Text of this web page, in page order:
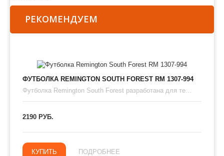
РЕКОМЕНДУЕМ
ФУТБОЛКА REMINGTON SOUTH FOREST RM 1307-994
Футболка Remington South Forest разработана для те...
2190 РУБ.
КУПИТЬ ПОДРОБНЕЕ